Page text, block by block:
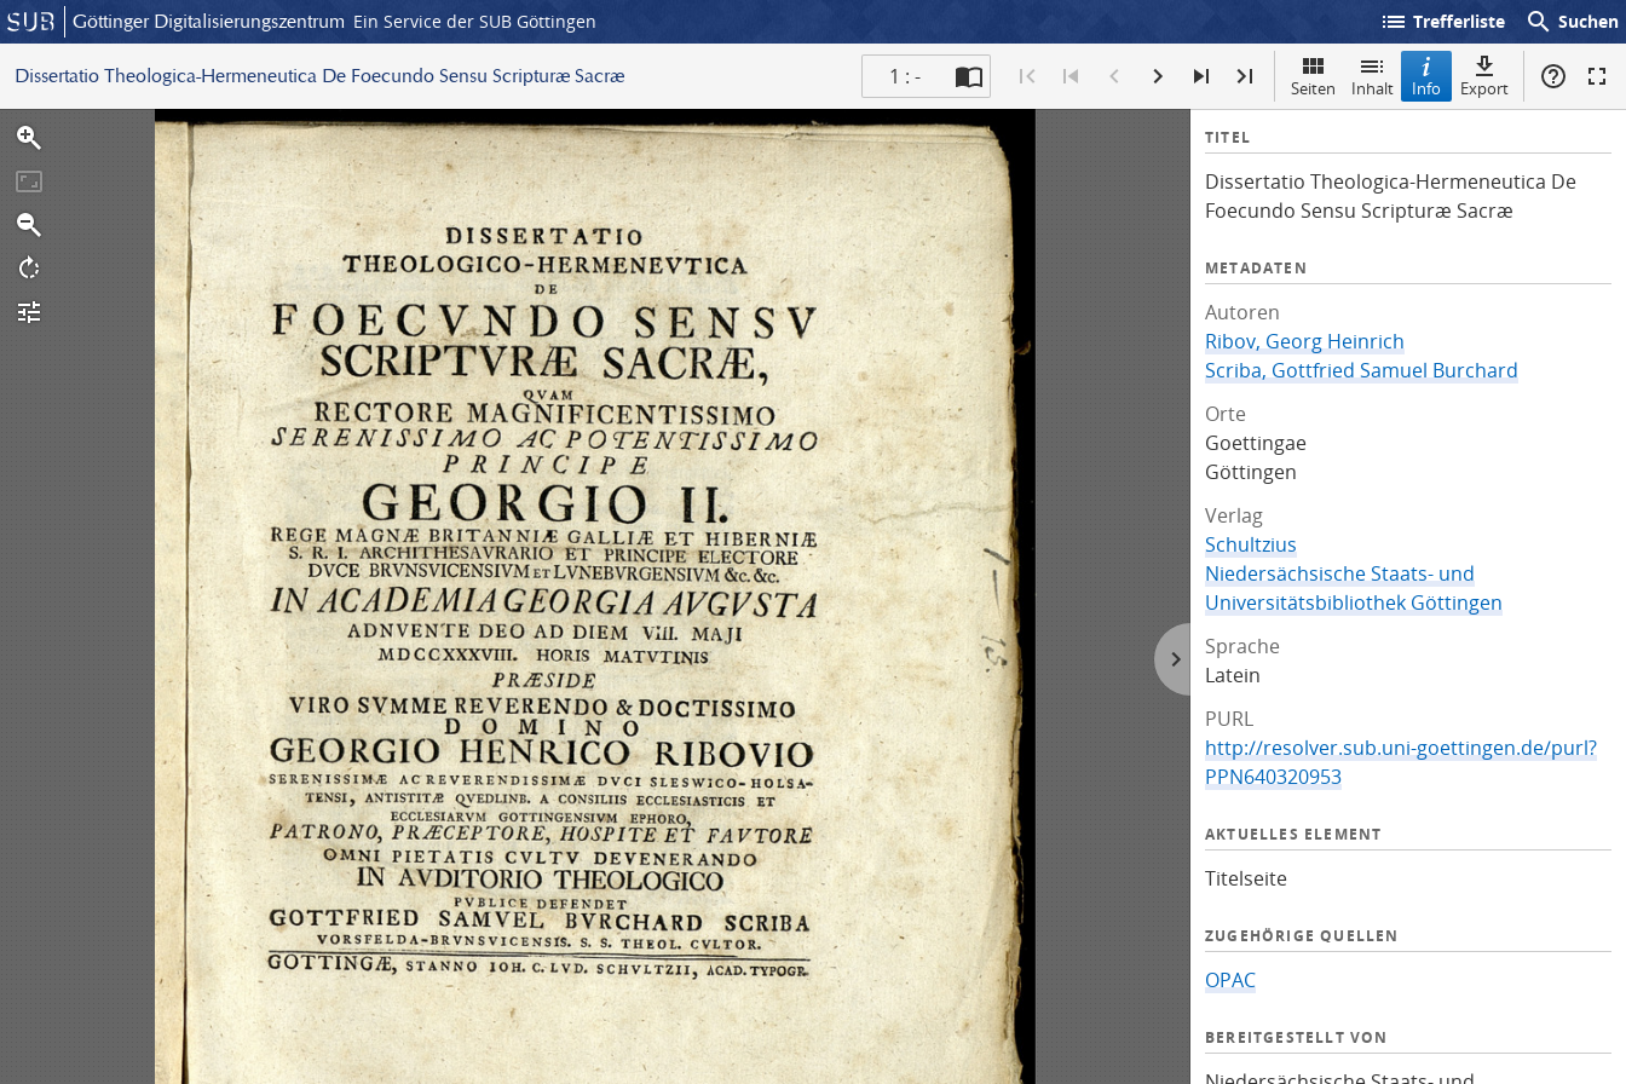
Göttinger Digitalisierungszentrum Ein Service der SUB Göttingen list Trefferliste search Suchen
Dissertatio Theologica-Hermeneutica De Foecundo Sensu Scripturæ Sacræ 1 : - Seiten Inhalt Info Export
I
f
o
TITEL
Dissertatio Theologica-Hermeneutica De
Foecundo Sensu Scripturæ Sacræ
METADATEN
Autoren
Ribov, Georg Heinrich
Scriba, Gottfried Samuel Burchard
Orte
Goettingae
Göttingen
Verlag
Schultzius
Niedersächsische Staats- und
Universitätsbibliothek Göttingen
Sprache
Latein
PURL
http://resolver.sub.uni-goettingen.de/purl?
PPN640320953
AKTUELLES ELEMENT
Titelseite
ZUGEHÖRIGE QUELLEN
OPAC
BEREITGESTELLT VON